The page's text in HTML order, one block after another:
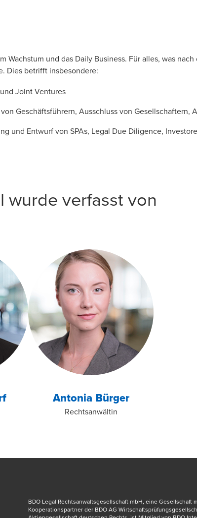
und das Daily Business. Für alles, was nach
Dies betrifft insbesondere:
Joint Ventures
Geschäftsführern, Ausschluss von Gesellschaftern,
und Entwurf von SPAs, Legal Due Diligence,
wurde verfasst von
Antonia Bürger
Rechtsanwältin
BDO Legal Rechtsanwaltsgesellschaft mbH, eine
Kooperationspartner der BDO AG